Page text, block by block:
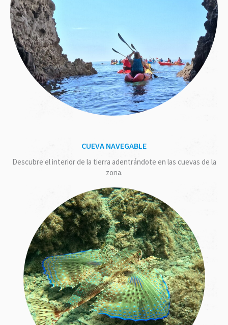
CUEVA NAVEGABLE
Descubre el interior de la tierra adentrándote en las cuevas de la
zona.